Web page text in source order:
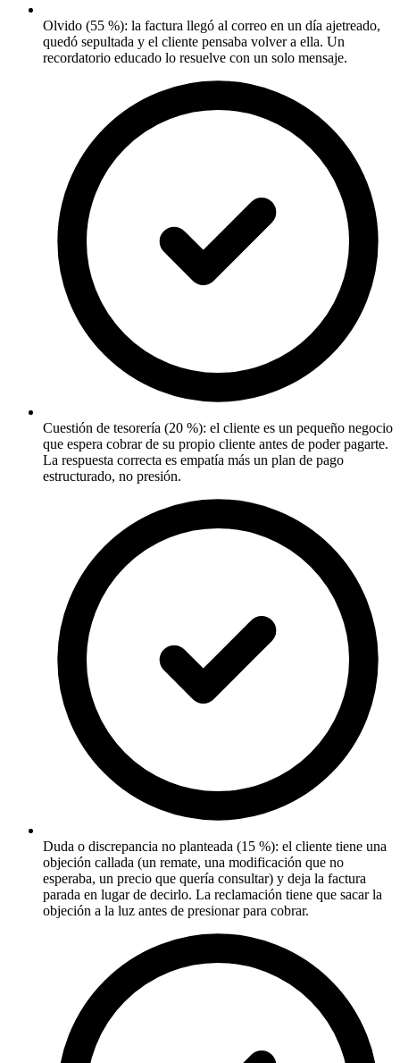
Olvido (55 %): la factura llegó al correo en un día ajetreado,
quedó sepultada y el cliente pensaba volver a ella. Un
recordatorio educado lo resuelve con un solo mensaje.
Cuestión de tesorería (20 %): el cliente es un pequeño negocio
que espera cobrar de su propio cliente antes de poder pagarte.
La respuesta correcta es empatía más un plan de pago
estructurado, no presión.
Duda o discrepancia no planteada (15 %): el cliente tiene una
objeción callada (un remate, una modificación que no
esperaba, un precio que quería consultar) y deja la factura
parada en lugar de decirlo. La reclamación tiene que sacar la
objeción a la luz antes de presionar para cobrar.